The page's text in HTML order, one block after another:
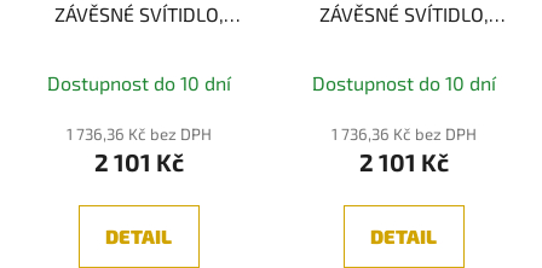
ZÁVĚSNÉ SVÍTIDLO,
Dostupnost do 10 dní
1 736,36 Kč bez DPH
2 101 Kč
DETAIL
ZÁVĚSNÉ SVÍTIDLO,
Dostupnost do 10 dní
1 736,36 Kč bez DPH
2 101 Kč
DETAIL